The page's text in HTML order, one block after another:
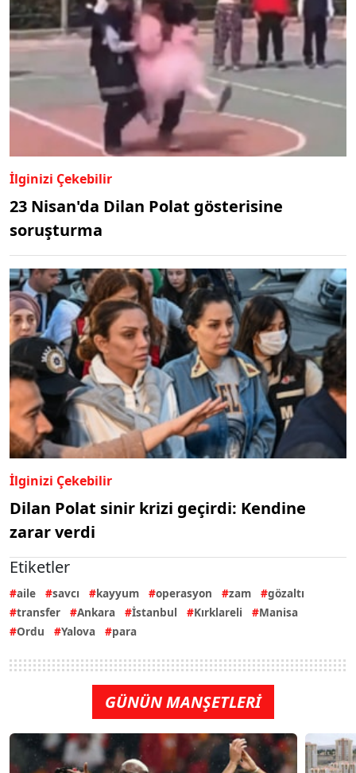
İlginizi Çekebilir
23 Nisan'da Dilan Polat gösterisine
soruşturma
İlginizi Çekebilir
Dilan Polat sinir krizi geçirdi: Kendine
zarar verdi
Etiketler
aile savcı kayyum operasyon zam
gözaltı
transfer
Ankara İstanbul Kırklareli
Manisa
Ordu
Yalova para
GÜNÜN MANŞETLERİ